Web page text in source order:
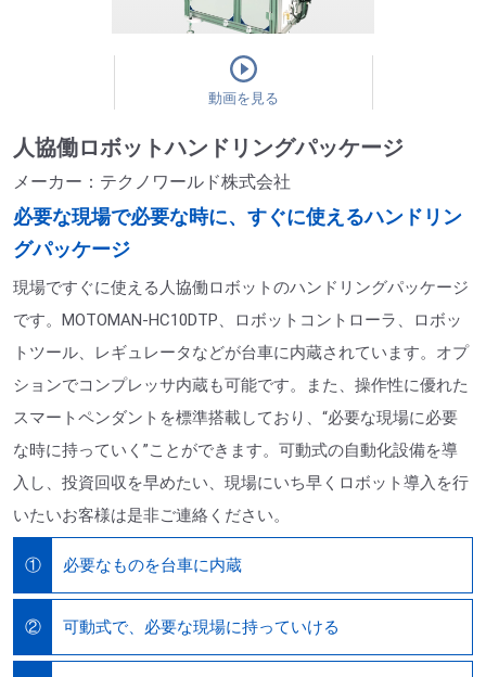
動画を見る
人協働ロボットハンドリングパッケージ
メーカー：テクノワールド株式会社
必要な現場で必要な時に、すぐに使えるハンドリン
グパッケージ
現場ですぐに使える人協働ロボットのハンドリングパッケージ
です。MOTOMAN-HC10DTP、ロボットコントローラ、ロボッ
トツール、レギュレータなどが台車に内蔵されています。オプ
ションでコンプレッサ内蔵も可能です。また、操作性に優れた
スマートペンダントを標準搭載しており、“必要な現場に必要
な時に持っていく”ことができます。可動式の自動化設備を導
入し、投資回収を早めたい、現場にいち早くロボット導入を行
いたいお客様は是非ご連絡ください。
① 必要なものを台車に内蔵
② 可動式で、必要な現場に持っていける